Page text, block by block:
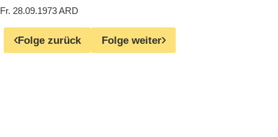
Fr. 28.09.1973ARD
Folge zurück Folge weiter